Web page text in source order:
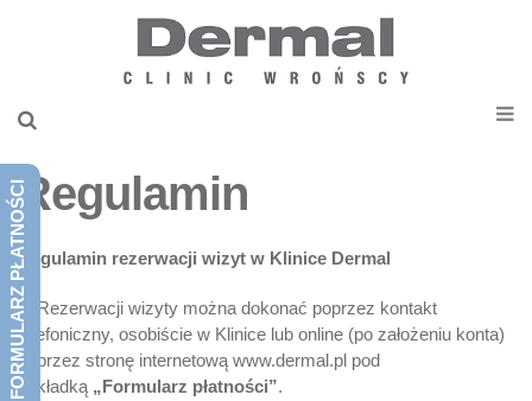
Regulamin
Regulamin rezerwacji wizyt w Klinice Dermal
1. Rezerwacji wizyty można dokonać poprzez kontakt
telefoniczny, osobiście w Klinice lub online (po założeniu konta)
poprzez stronę internetową www.dermal.pl pod
zakładką „Formularz płatności”.
FORMULARZ PŁATNOŚCI